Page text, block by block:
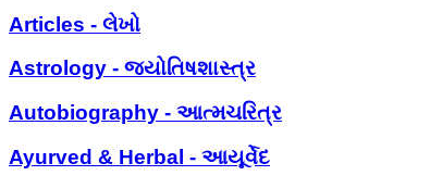
Articles - લેખો
Astrology - જ્યોતિષશાસ્ત્ર
Autobiography - આત્મચરિત્ર
Ayurved & Herbal - આયૂર્વેદ